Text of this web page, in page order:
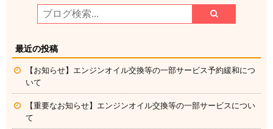
最近の投稿
【お知らせ】エンジンオイル交換等の一部サービス予約緩和につ
いて
【重要なお知らせ】エンジンオイル交換等の一部サービスについ
て